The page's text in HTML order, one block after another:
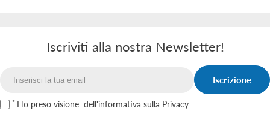
Iscriviti alla nostra Newsletter!
Iscrizione
Ho preso visione dell'informativa sulla Privacy